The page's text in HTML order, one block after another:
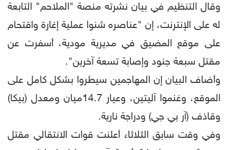
وقال التنظيم في بيان نشرته منصة "الملاحم" التابعة
له على الإنترنت، إن "عناصره شنوا عملية إغارة واقتحام
على موقع المضيق في مديرية مودية، أسفرت عن
مقتل سبعة جنود وإصابة تسعة آخرين".
وأضاف البيان إن المهاجمين سيطروا بشكل كامل على
الموقع، وغنموا آليتين، وعيار 14.7ميان ومعدل (بيكا)
وقاذف (آر بي جي) ودراجة نارية.
وفي وقت سابق الثلاثاء أعلنت قوات الانتقالي مقتل